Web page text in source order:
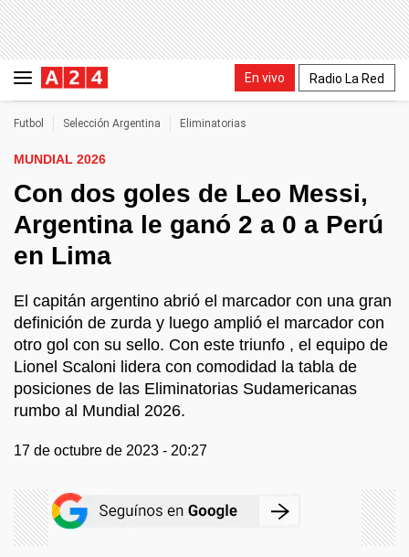
En vivo Radio La Red
Futbol Selección Argentina Eliminatorias
MUNDIAL 2026
Con dos goles de Leo Messi,
Argentina le ganó 2 a 0 a Perú
en Lima
El capitán argentino abrió el marcador con una gran
definición de zurda y luego amplió el marcador con
otro gol con su sello. Con este triunfo , el equipo de
Lionel Scaloni lidera con comodidad la tabla de
posiciones de las Eliminatorias Sudamericanas
rumbo al Mundial 2026.
17 de octubre de 2023 - 20:27